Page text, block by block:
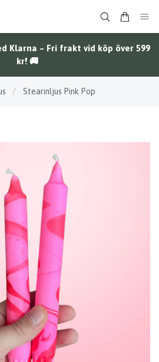
Klarna – Fri frakt vid köp över 599
kr! 🚚
/ Stearinljus Pink Pop